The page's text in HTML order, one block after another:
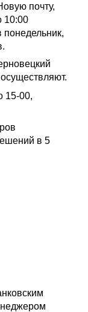
почту,
10:00
понедельник,
15-00,
в 5